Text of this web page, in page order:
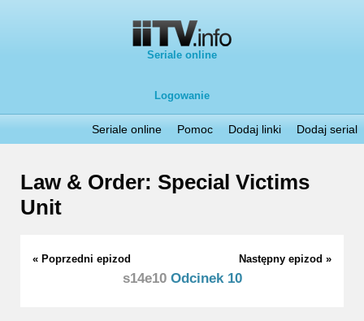
Seriale online
Logowanie
Seriale online Pomoc Dodaj linki Dodaj serial
Law & Order: Special Victims
Unit
« Poprzedni epizod Następny epizod »
s14e10Odcinek 10